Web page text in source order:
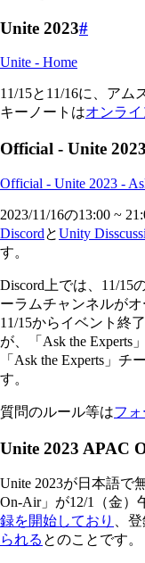
Unite 2023#
Unite - Home
11/15と11/16に、アム
キーノートはオンライ
Official - Unite
Official - Unite 2023 -
2023/11/16の13:00 ~
DiscordとUnity
す。
Discord上では、11/15
ーラムチャンネルがオ
11/15からイベント終
が、「Ask the Experts
「Ask the Experts」チ
す。
質問のルール等はフォ
Unite 2023 APAC
Unite 2023が日本語で
On-Air」が12/1（金）
録を開始しており
、
られる とのことです。